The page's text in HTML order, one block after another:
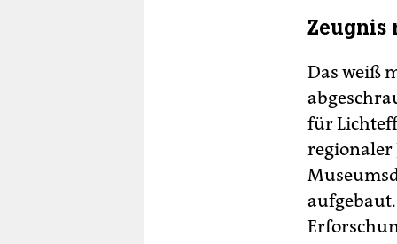
Zeugnis
Das weiß
für
regionaler